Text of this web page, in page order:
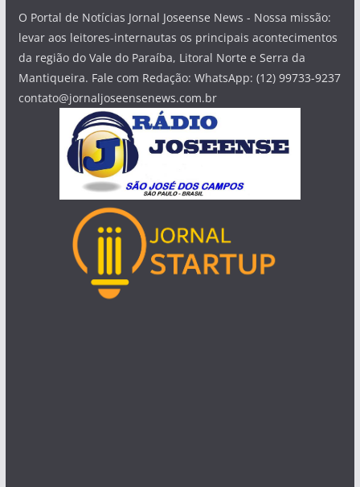
O Portal de Notícias Jornal Joseense News - Nossa missão:
levar aos leitores-internautas os principais acontecimentos
da região do Vale do Paraíba, Litoral Norte e Serra da
Mantiqueira. Fale com Redação: WhatsApp: (12) 99733-9237
contato@jornaljoseensenews.com.br